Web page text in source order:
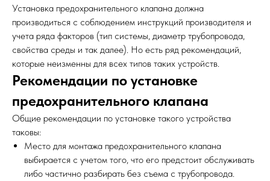
Установка предохранительного клапана должна
производиться с соблюдением инструкций производителя и
учета ряда факторов (тип системы, диаметр трубопровода,
свойства среды и так далее). Но есть ряд рекомендаций,
которые неизменны для всех типов таких устройств.
Рекомендации по установке
предохранительного клапана
Общие рекомендации по установке такого устройства
таковы:
Место для монтажа предохранительного клапана
выбирается с учетом того, что его предстоит обслуживать
либо частично разбирать без съема с трубопровода.